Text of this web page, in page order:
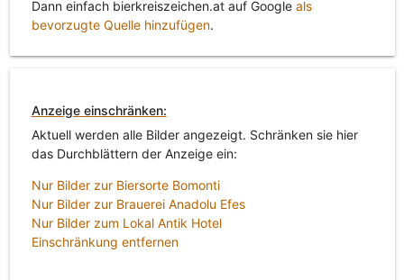
Dann einfach bierkreiszeichen.at auf Google als
bevorzugte Quelle hinzufügen.
Anzeige einschränken:
Aktuell werden alle Bilder angezeigt. Schränken sie hier
das Durchblättern der Anzeige ein:
Nur Bilder zur Biersorte Bomonti
Nur Bilder zur Brauerei Anadolu Efes
Nur Bilder zum Lokal Antik Hotel
Einschränkung entfernen